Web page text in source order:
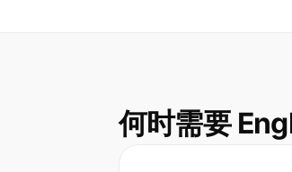
何时需要